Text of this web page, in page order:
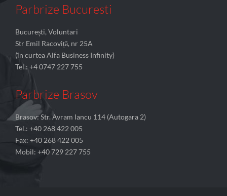
Parbrize Bucuresti
București, Voluntari
Str Emil Racoviță, nr 25A
(în curtea Alfa Business Infinity)
Tel.: +4 0747 227 755
Parbrize Brasov
Brasov: Str. Avram Iancu 114 (Autogara 2)
Tel.: +40 268 422 005
Fax: +40 268 422 005
Mobil: +40 729 227 755